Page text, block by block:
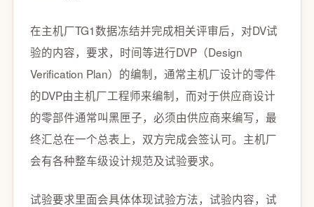
在主机厂TG1数据冻结并完成相关评审后，对DV试
验的内容，要求，时间等进行DVP（Design
Verification Plan）的编制，通常主机厂设计的零件
的DVP由主机厂工程师来编制，而对于供应商设计
的零部件通常叫黑匣子，必须由供应商来编写，最
终汇总在一个总表上，双方完成会签认可。主机厂
会有各种整车级设计规范及试验要求。
试验要求里面会具体体现试验方法，试验内容，试